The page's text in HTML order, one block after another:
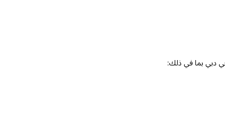
في دبي بما في ذلك: